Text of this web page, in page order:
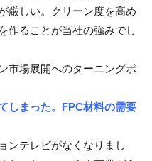
厳しい。クリーン度を高め
作ることが当社の強みでし
市場展開へのターニングポ
しまった。FPC材料の需要
ンテレビがなくなりまし